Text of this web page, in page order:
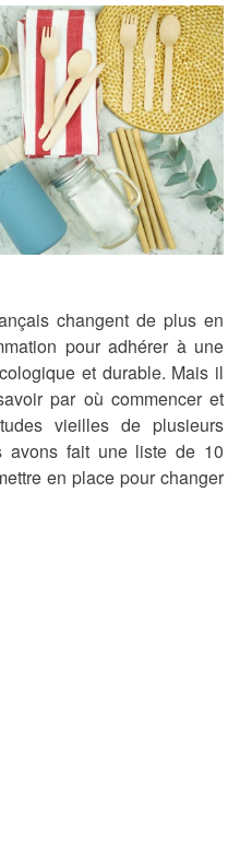
changent de plus en
pour adhérer à une
et durable. Mais il
par où commencer et
vieilles de plusieurs
avons fait une liste de 10
en place pour changer